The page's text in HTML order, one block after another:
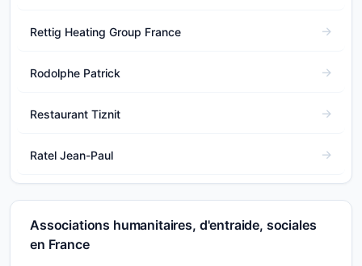
Rettig Heating Group France
Rodolphe Patrick
Restaurant Tiznit
Ratel Jean-Paul
Associations humanitaires, d'entraide, sociales
en France